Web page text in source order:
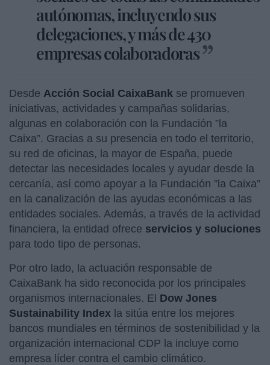
autónomas, incluyendo sus
delegaciones, y más de 430
empresas colaboradoras
Desde Acción Social CaixaBank se promueven
iniciativas, actividades y campañas solidarias,
algunas en colaboración con la Fundación ”la
Caixa”. Gracias a su presencia en todo el territorio,
su red de oficinas, la mayor de España, puede
detectar las necesidades locales y ayudar desde la
cercanía, así como apoyar a la Fundación ”la Caixa”
en la canalización de las ayudas económicas a las
entidades sociales. Además, a través de la actividad
financiera, la entidad ofrece servicios y soluciones
para todo tipo de personas.
Por otro lado, la actuación responsable de
CaixaBank ha sido reconocida por los principales
organismos internacionales. El Dow Jones
Sustainability Index la sitúa entre los mejores
bancos mundiales en términos de sostenibilidad y la
organización internacional CDP la incluye como
empresa líder contra el cambio climático.